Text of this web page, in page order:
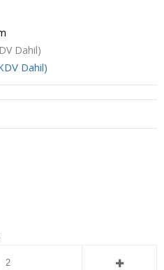
Dahil)
Dahil)